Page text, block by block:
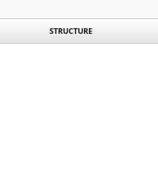
STRUCTURE